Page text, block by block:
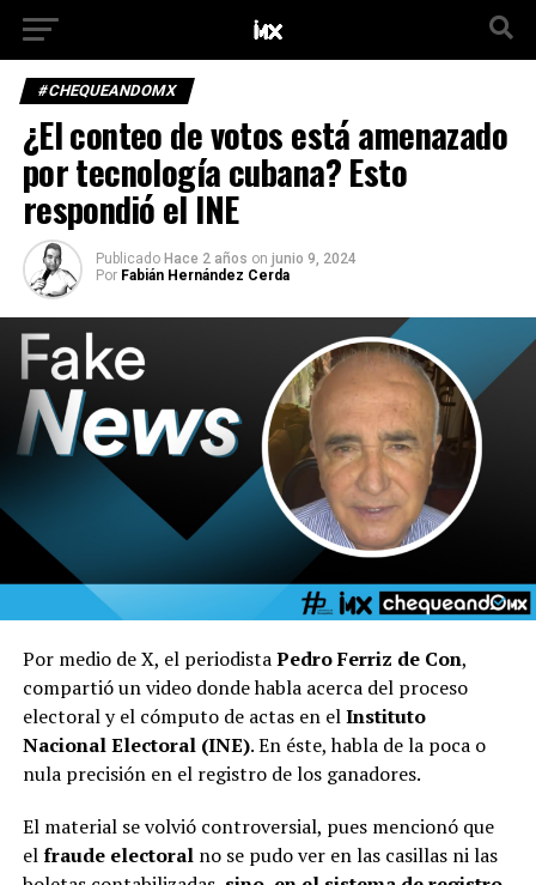
#CHEQUEANDOMX
¿El conteo de votos está amenazado
por tecnología cubana? Esto
respondió el INE
Publicado Hace 2 años on junio 9, 2024
Por Fabián Hernández Cerda
Por medio de X, el periodistaPedro Ferriz de Con,
compartió un video donde habla acerca del proceso
electoral y el cómputo de actas en elInstituto
Nacional Electoral (INE). En éste, habla de la poca o
nula precisión en el registro de los ganadores.
El material se volvió controversial, pues mencionó que
elfraude electoralno se pudo ver en las casillas ni las